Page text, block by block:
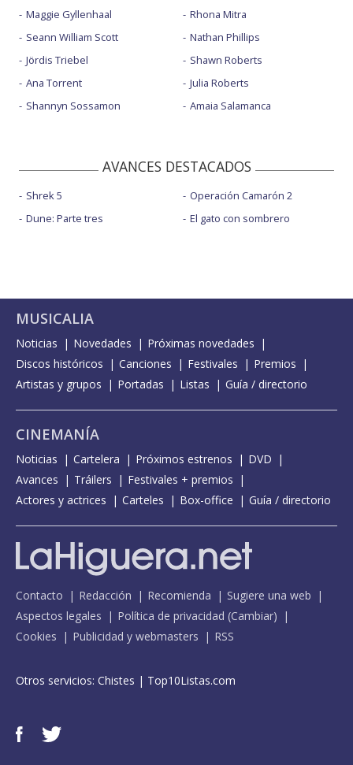
Maggie Gyllenhaal
Seann William Scott
Jördis Triebel
Ana Torrent
Shannyn Sossamon
Rhona Mitra
Nathan Phillips
Shawn Roberts
Julia Roberts
Amaia Salamanca
AVANCES DESTACADOS
Shrek 5
Dune: Parte tres
Operación Camarón 2
El gato con sombrero
MUSICALIA
Noticias Novedades
Próximas novedades
Discos históricos
Canciones Festivales
Premios
Artistas y grupos
Portadas Listas Guía / directorio
CINEMANÍA
Noticias Cartelera Próximos estrenos
DVD
Avances
Tráilers
Festivales + premios
Actores y actrices
Carteles Box-office Guía / directorio
Contacto Redacción Recomienda
Sugiere una web
Aspectos legales
Política de privacidad (Cambiar)
Cookies
Publicidad y webmasters RSS
Otros servicios: Chistes | Top10Listas.com